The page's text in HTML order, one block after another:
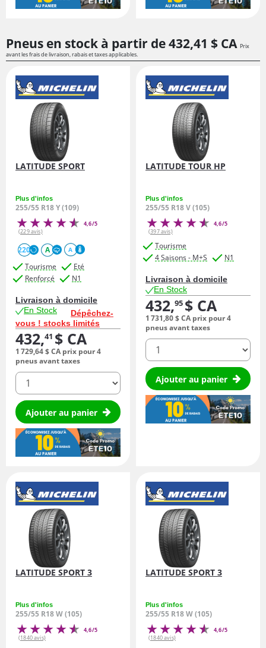
Pneus en stock à partir de432,41 $ CA Prix
avant les frais de livraison, rabais et taxes applicables.
LATITUDE SPORT
Plus d'infos
255/55 R18 Y (109)
4,6/5
(229 avis)
220 A A
Tourisme
Eté
Renforcé
N1
Livraison à domicile
En Stock
Dépêchez-
vous ! stocks limités
432,41 $ CA
1 729,64$ CA prix pour 4
pneus avant taxes
quantité
Ajouter au panier
LATITUDE TOUR HP
Plus d'infos
255/55 R18 V (105)
4,6/5
(397 avis)
Tourisme
4 Saisons - M+S
N1
Livraison à domicile
En Stock
432,95 $ CA
1 731,80$ CA prix pour 4
pneus avant taxes
quantité
Ajouter au panier
LATITUDE SPORT 3
Plus d'infos
255/55 R18 W (105)
4,6/5
(1840 avis)
LATITUDE SPORT 3
Plus d'infos
255/55 R18 W (105)
4,6/5
(1840 avis)